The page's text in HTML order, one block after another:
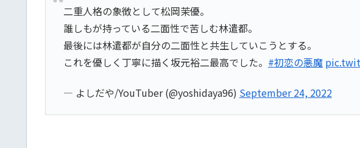
二重人格の象徴として松岡茉優。
誰しもが持っている二面性で苦しむ林遣都。
最後には林遣都が自分の二面性と共生していこうとする。
これを優しく丁寧に描く坂元裕二最高でした。 #初恋の悪魔
— よしだや/YouTuber (@yoshidaya96) September 24, 2022